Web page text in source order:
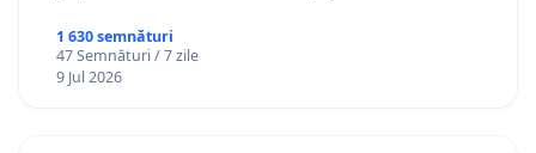
1 630 semnături
47 Semnături / 7 zile
9 Jul 2026